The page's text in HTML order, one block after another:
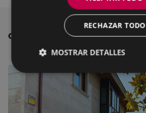
OTRAS NOTICIAS
RECHAZAR TODO
MOSTRAR DETALLES